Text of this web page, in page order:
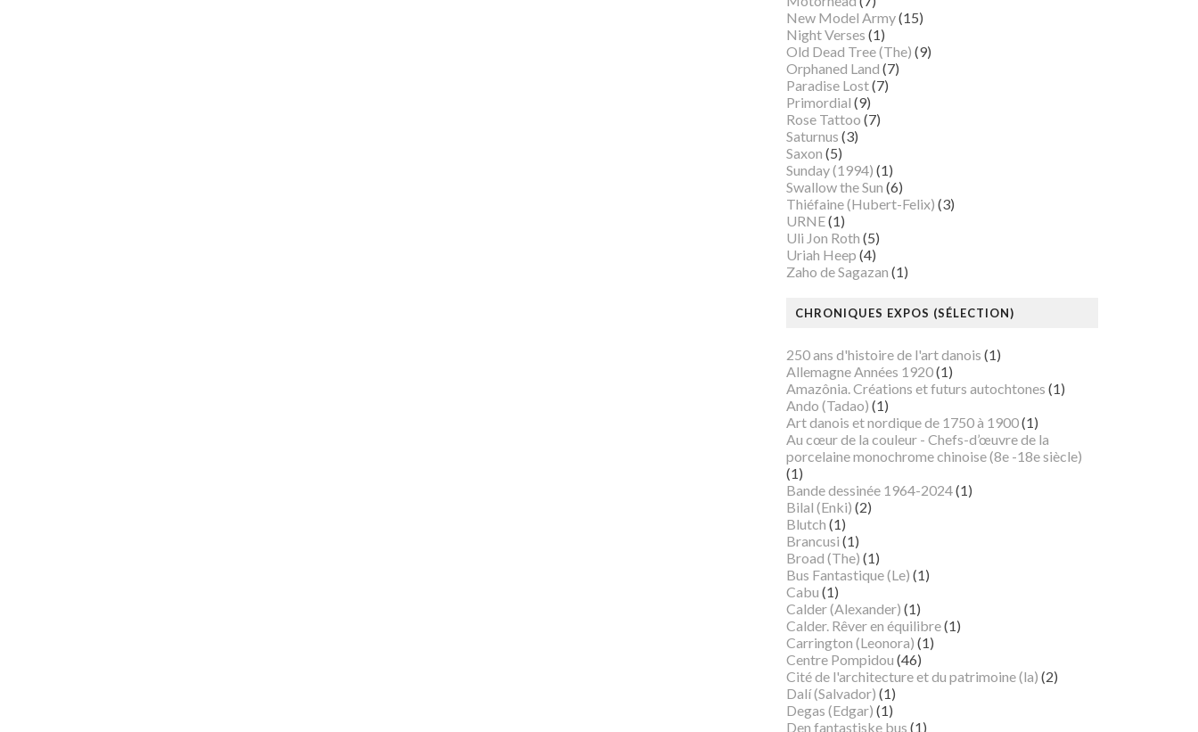
New Model Army(15)
Night Verses (1)
Old Dead Tree (The) (9)
Orphaned Land (7)
Paradise Lost(7)
Primordial (9)
Rose Tattoo (7)
Saturnus (3)
Saxon (5)
Sunday (1994) (1)
Swallow the Sun (6)
Thiéfaine (Hubert-Felix) (3)
URNE(1)
Uli Jon Roth (5)
Uriah Heep (4)
Zaho de Sagazan (1)
CHRONIQUES EXPOS (SÉLECTION)
250 ans d'histoire de l'art danois (1)
Allemagne Années 1920(1)
Amazônia. Créations et futurs autochtones (1)
Ando (Tadao) (1)
Art danois et nordique de 1750 à 1900(1)
Au cœur de la couleur - Chefs-d’œuvre de la
porcelaine monochrome chinoise (8e -18e siècle)
(1)
Bande dessinée 1964-2024(1)
Bilal (Enki) (2)
Blutch (1)
Brancusi (1)
Broad (The) (1)
Bus Fantastique (Le) (1)
Cabu (1)
Calder (Alexander) (1)
Calder. Rêver en équilibre(1)
Carrington (Leonora) (1)
Centre Pompidou (46)
Cité de l'architecture et du patrimoine (la) (2)
Dalí (Salvador) (1)
Degas (Edgar) (1)
Den fantastiske bus (1)